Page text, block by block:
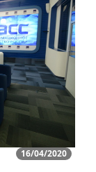
16/04/2020